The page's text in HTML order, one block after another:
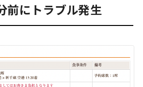
前にトラブル発生